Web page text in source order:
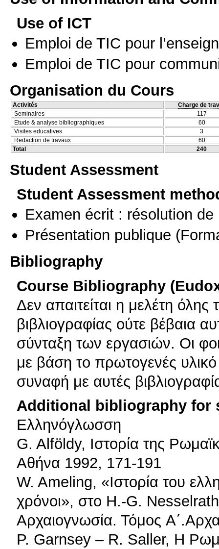
Use of ICT
Emploi de TIC pour
Emploi de TIC pour
Organisation du Cours
Activités
Charge de
Seminaires
117
Etude & analyse bibliographiques
60
Visites educatives
3
Redaction de travaux
60
Total
240
Student Assessment
Student Assessment
Examen écrit : résolution de
Présentation publique
Bibliography
Course Bibliography
Δεν απαιτείται η μελέτη όλης
βιβλιογραφίας ούτε βέβαια
σύνταξη των εργασιών. Οι
με βάση το πρωτογενές
συναφή με αυτές
Additional bibliography for
Ελληνόγλωσση
G. Alföldy, Ιστορία της
Αθήνα 1992, 171-191
W. Ameling, «Ιστορία του
χρόνοι», στο H.-G.
Αρχαιογνωσία. Τόμος
P. Garnsey – R. Saller, Η